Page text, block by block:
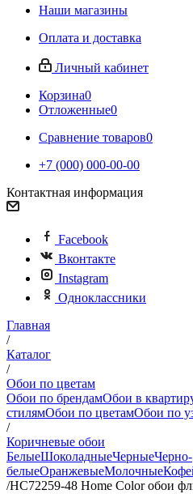
Наши магазины
Оплата и доставка
Личный кабинет
Корзина0
Отложенные0
Сравнение товаров0
+7 (000) 000-00-00
Контактная информация
Facebook
Вконтакте
Instagram
Одноклассники
Главная
/
Каталог
/
Обои по цветам
Обои по брендамОбои в
стилямОбои по цветамОбои по
/
Коричневые обои
БелыеШоколадныеЧерныеЧерно-
белыеОранжевыеМолочные
/HC72259-48 Home Color обои